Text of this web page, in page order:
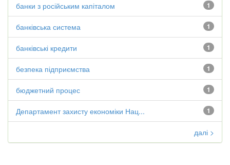
1
банки з російським капіталом
1
банківська система
1
банківські кредити
1
безпека підприємства
1
бюджетний процес
1
Департамент захисту економіки Нац...
далі >